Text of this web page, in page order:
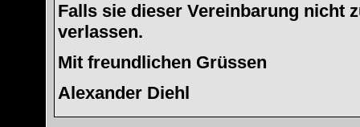
Falls sie dieser Vereinbarung nicht
verlassen.
Mit freundlichen Grüssen
Alexander Diehl